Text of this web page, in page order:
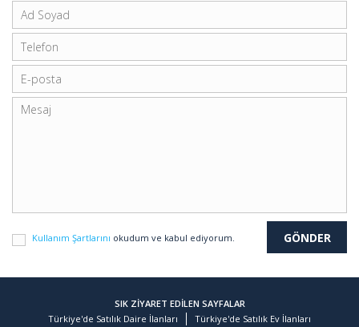
Kullanım Şartlarını okudum ve kabul ediyorum.
SIK ZİYARET EDİLEN SAYFALAR
Türkiye'de Satılık Daire İlanları
Türkiye'de Satılık Ev İlanları